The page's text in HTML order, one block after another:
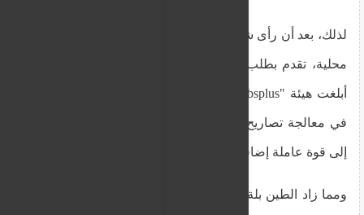
لذلك، بعد أن رأى شاغراً لوظيفة ضابط في شركة أمن
محلية، تقدم بطلب للوظيفة، ليتم رفضه فقط، حيث
في معالجة تصاريح عمله لأننا لا نستطيع تبرير الحاجة
إلى قوة عاملة إضافية في منصبه الوظيفي".
ومما زاد الطين بلة، أنه في اليوم الذي تم فيه رفضه،